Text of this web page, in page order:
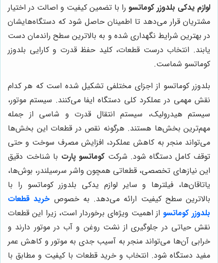
لوازم یدکی بلدوزر کوماتسو را با تضمین کیفیت و اصالت در اختیار
مشتریان قرار می‌دهد تا اطمینان حاصل شود که دستگاه‌هایشان
در بهترین شرایط نگهداری شده و به بالاترین سطح راندمان دست
یابند. انتخاب درست قطعات، کلید حفظ قدرت و کارایی بلدوزر
کوماتسو شماست.
بلدوزر کوماتسو از اجزای مختلفی تشکیل شده است که هر کدام
نقش مهمی در عملکرد کلی دستگاه ایفا می‌کنند. سیستم موتور،
سیستم هیدرولیک، سیستم انتقال قدرت و شاسی از جمله
مهم‌ترین بخش‌ها هستند. هرگونه نقص در قطعات این بخش‌ها
می‌تواند منجر به کاهش عملکرد، افزایش مصرف سوخت و حتی
توقف کامل دستگاه شود. شرکت کوماتسو پارت با شناخت دقیق
این نیازهای تخصصی، قطعاتی همچون واشر سرسیلندر، بوش‌ها،
یاتاقان‌ها، فیلترها و سایر لوازم یدکی بلدوزر کوماتسو را با
بالاترین سطح کیفیت ارائه می‌دهد. به خصوص خرید قطعات
بلدوزر کوماتسواز اهمیت ویژه‌ای برخوردار است، زیرا این قطعات
نقش حیاتی در جلوگیری از نشت روغن و آب در موتور دارند و
خرابی آن‌ها می‌تواند منجر به آسیب جدی به موتور و کاهش عمر
مفید دستگاه شود. انتخاب و خرید قطعات با کیفیت و مطابق با